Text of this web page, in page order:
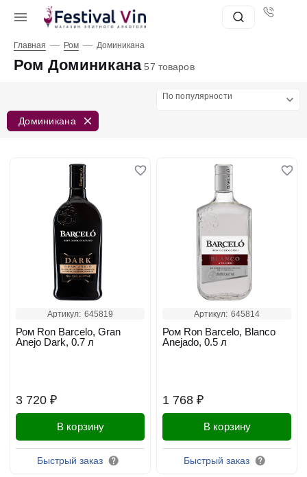
Главная — Ром — Доминикана
Ром Доминикана 57 товаров
По популярности
Доминикана
Артикул: 645819
3 720 ₽
Ром Ron Barcelo, Gran
Anejo Dark, 0.7 л
В корзину
Быстрый заказ
Артикул: 645814
1 768 ₽
Ром Ron Barcelo, Blanco
Anejado, 0.5 л
В корзину
Быстрый заказ